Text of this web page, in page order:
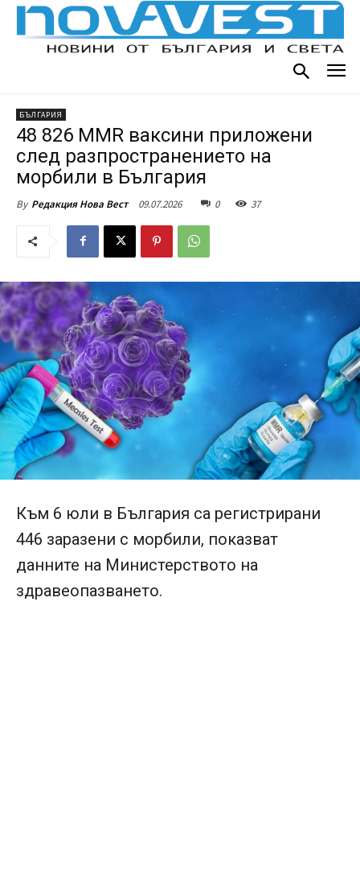
БЪЛГАРИЯ
48 826 MMR ваксини приложени
след разпространението на
морбили в България
By Редакция Нова Вест 09.07.2026 0 37
Към 6 юли в България са регистрирани
446 заразени с морбили, показват
данните на Министерството на
здравеопазването.